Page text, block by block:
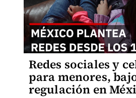
Redes sociales y
para menores,
regulación en